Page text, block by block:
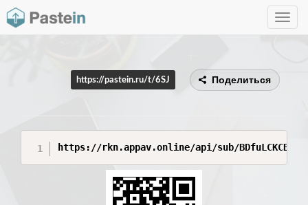
Toggle
https://pastein.ru/t/6SJ Поделиться
https://rkn.appav.online/api/sub/